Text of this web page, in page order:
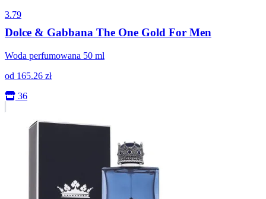
3.79
Dolce & Gabbana The One Gold For Men
Woda perfumowana 50 ml
od 165.26 zł
36